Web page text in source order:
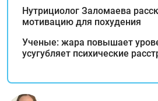
Нутрициолог Заломаева
мотивацию для похудения
Ученые: жара повышает
усугубляет психические